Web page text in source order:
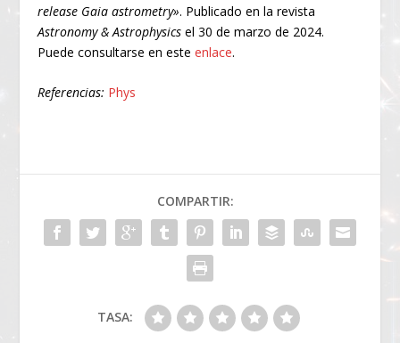
release Gaia astrometry». Publicado en la revista
Astronomy & Astrophysics el 30 de marzo de 2024.
Puede consultarse en esteenlace.
Referencias: Phys
COMPARTIR:
TASA: